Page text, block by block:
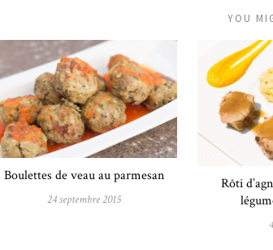
YOU
Boulettes de veau au parmesan
24 septembre 2015
Rôti